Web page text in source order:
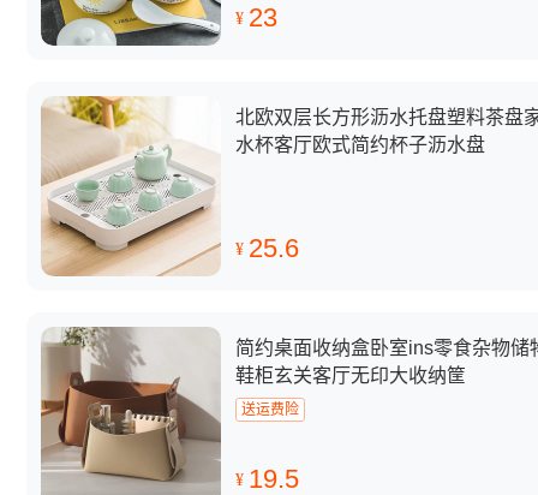
¥ 23
北欧双层长方形沥水托盘塑料茶盘
水杯客厅欧式简约杯子沥水盘
¥ 25.6
简约桌面收纳盒卧室ins零食杂物储
鞋柜玄关客厅无印大收纳筐
送运费险
¥ 19.5